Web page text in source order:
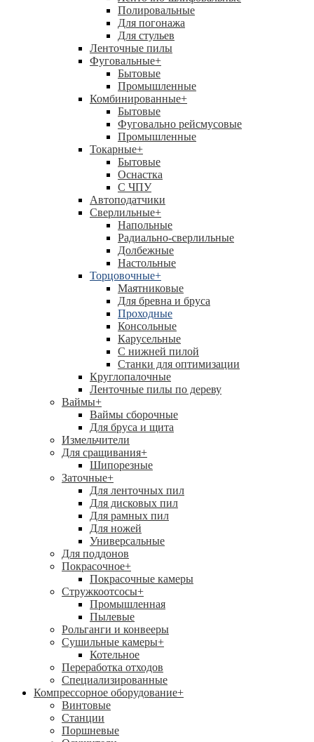
Полировальные
Для погонажа
Для стульев
Ленточные пилы
Фуговальные+
Бытовые
Промышленные
Комбинированные+
Бытовые
Фуговально рейсмусовые
Промышленные
Токарные+
Бытовые
Оснастка
С ЧПУ
Автоподатчики
Сверлильные+
Напольные
Радиально-сверлильные
Долбежные
Настольные
Торцовочные+
Маятниковые
Для бревна и бруса
Проходные
Консольные
Карусельные
С нижней пилой
Станки для оптимизации
Круглопалочные
Ленточные пилы по дереву
Ваймы+
Ваймы сборочные
Для бруса и щита
Измельчители
Для сращивания+
Шипорезные
Заточные+
Для ленточных пил
Для дисковых пил
Для рамных пил
Для ножей
Универсальные
Для поддонов
Покрасочное+
Покрасочные камеры
Стружкоотсосы+
Промышленная
Пылевые
Рольганги и конвееры
Сушильные камеры+
Котельное
Переработка отходов
Специализированные
Компрессорное оборудование+
Винтовые
Станции
Поршневые